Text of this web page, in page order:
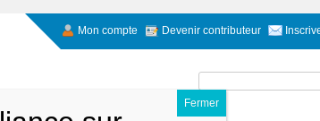
Mon compte Devenir contributeur
Rechercher :